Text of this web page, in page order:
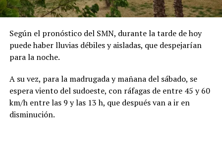
Según el pronóstico del SMN, durante la tarde de hoy
puede haber lluvias débiles y aisladas, que despejarían
para la noche.
​A su vez, para la madrugada y mañana del sábado, se
espera viento del sudoeste, con ráfagas de entre 45 y 60
km/h entre las 9 y las 13 h, que después van a ir en
disminución.